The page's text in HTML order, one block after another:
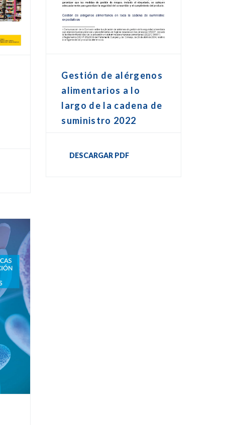
Gestión de alérgenos
alimentarios a lo
largo de la cadena de
suministro 2022
DESCARGAR PDF